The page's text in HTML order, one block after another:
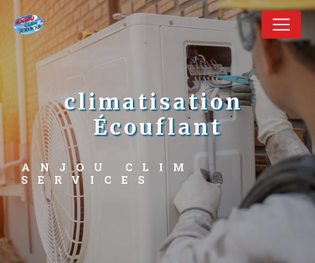
climatisation
Écouflant
ANJOU CLIM
SERVICES
Panneau de gestion des cookies